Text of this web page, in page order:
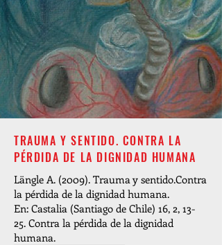
TRAUMA Y SENTIDO. CONTRA LA
PÉRDIDA DE LA DIGNIDAD HUMANA
Längle A. (2009). Trauma y sentido.Contra
la pérdida de la dignidad humana.
En: Castalia (Santiago de Chile) 16, 2, 13-
25. Contra la pérdida de la dignidad
humana.